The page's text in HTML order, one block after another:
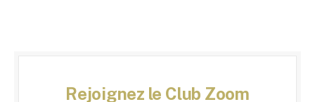
Rejoignez le Club Zoom